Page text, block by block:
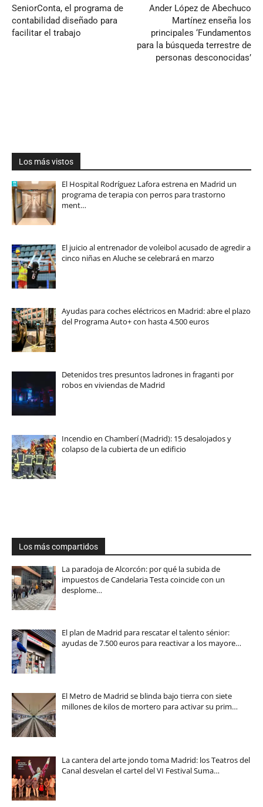
SeniorConta, el programa de
contabilidad diseñado para
facilitar el trabajo
Ander López de Abechuco
Martínez enseña los
principales ‘Fundamentos
para la búsqueda terrestre de
personas desconocidas’
Los más vistos
El Hospital Rodríguez Lafora estrena en Madrid un
programa de terapia con perros para trastorno
ment…
El juicio al entrenador de voleibol acusado de agredir a
cinco niñas en Aluche se celebrará en marzo
Ayudas para coches eléctricos en Madrid: abre el plazo
del Programa Auto+ con hasta 4.500 euros
Detenidos tres presuntos ladrones in fraganti por
robos en viviendas de Madrid
Incendio en Chamberí (Madrid): 15 desalojados y
colapso de la cubierta de un edificio
Los más compartidos
La paradoja de Alcorcón: por qué la subida de
impuestos de Candelaria Testa coincide con un
desplome…
El plan de Madrid para rescatar el talento sénior:
ayudas de 7.500 euros para reactivar a los mayore…
El Metro de Madrid se blinda bajo tierra con siete
millones de kilos de mortero para activar su prim…
La cantera del arte jondo toma Madrid: los Teatros del
Canal desvelan el cartel del VI Festival Suma…